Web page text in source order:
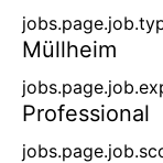
Home
Home
Home
Müllheim
Professional